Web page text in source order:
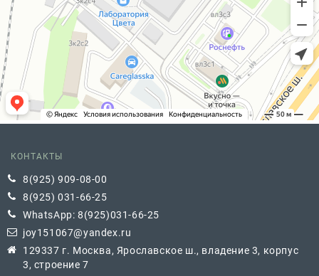
КОНТАКТЫ
8(925) 909-08-00
8(925) 031-66-25
WhatsApp: 8(925)031-66-25
joy151067@yandex.ru
129337 г. Москва, Ярославское ш., владение 3, корпус
3, строение 7